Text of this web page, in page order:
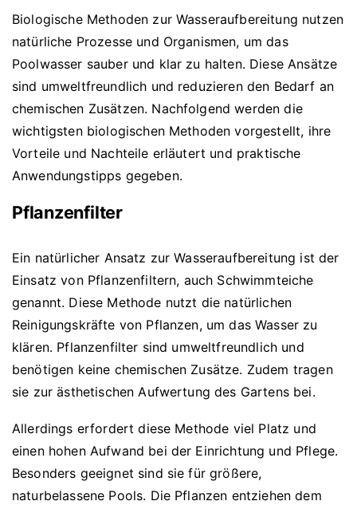
Biologische Methoden zur Wasseraufbereitung nutzen
natürliche Prozesse und Organismen, um das
Poolwasser sauber und klar zu halten. Diese Ansätze
sind umweltfreundlich und reduzieren den Bedarf an
chemischen Zusätzen. Nachfolgend werden die
wichtigsten biologischen Methoden vorgestellt, ihre
Vorteile und Nachteile erläutert und praktische
Anwendungstipps gegeben.
Pflanzenfilter
Ein natürlicher Ansatz zur Wasseraufbereitung ist der
Einsatz von Pflanzenfiltern, auch Schwimmteiche
genannt. Diese Methode nutzt die natürlichen
Reinigungskräfte von Pflanzen, um das Wasser zu
klären. Pflanzenfilter sind umweltfreundlich und
benötigen keine chemischen Zusätze. Zudem tragen
sie zur ästhetischen Aufwertung des Gartens bei.
Allerdings erfordert diese Methode viel Platz und
einen hohen Aufwand bei der Einrichtung und Pflege.
Besonders geeignet sind sie für größere,
naturbelassene Pools. Die Pflanzen entziehen dem